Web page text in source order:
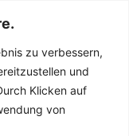
zu verbessern,
und
Klicken auf
von